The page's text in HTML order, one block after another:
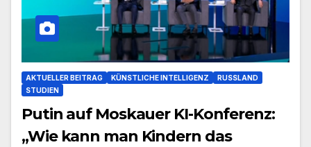
AKTUELLER BEITRAG KÜNSTLICHE INTELLIGENZ
RUSSLAND
STUDIEN
Putin auf Moskauer KI-Konferenz:
„Wie kann man Kindern das